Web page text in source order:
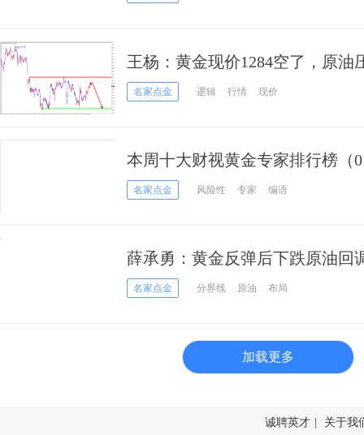
王杨：黄金现价1284空了，原油
名家点金 逻辑 行情 现价
本周十大财视黄金专家排行榜（
名家点金 风险性 专家 编语
薛承勇：黄金反弹后下跌原油回
名家点金 分界线 原油 布局
加载更多
诚聘英才 | 关于我